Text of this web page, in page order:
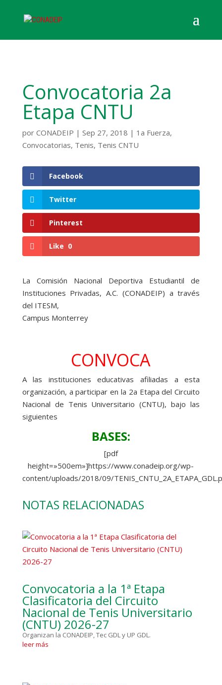
Convocatoria 2a
Etapa CNTU
por CONADEIP | Sep 27, 2018 | 1a Fuerza,
Convocatorias, Tenis, Tenis CNTU
Facebook
Twitter
Pinterest
Like 0
La Comisión Nacional Deportiva Estudiantil de
Instituciones Privadas, A.C. (CONADEIP) a través
del ITESM,
Campus Monterrey
CONVOCA
A las instituciones educativas afiliadas a esta
organización, a participar en la 2a Etapa del Circuito
Nacional de Tenis Universitario (CNTU), bajo las
siguientes
BASES:
[pdf
height=»500em»]https://www.conadeip.org/wp-
content/uploads/2018/09/
NOTAS RELACIONADAS
Convocatoria a la 1ª Etapa
Clasificatoria del Circuito
Nacional de Tenis Universitario
(CNTU) 2026-27
Organizan la CONADEIP, Tec GDL y UP GDL.
leer más